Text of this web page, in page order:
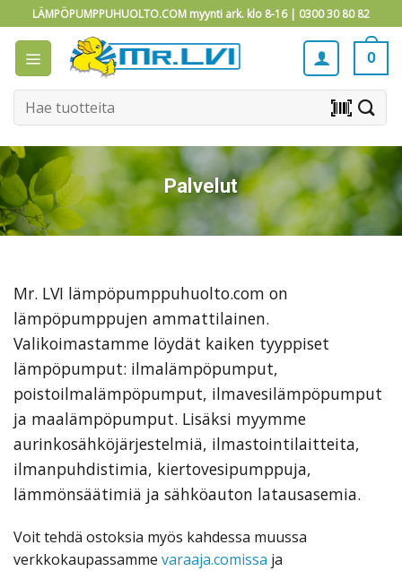
to
content
LÄMPÖPUMPPUHUOLTO.COM myynti ark. klo 8-16 | 0300 30 80 82
0
Etsi: barcode_scanner
Palvelut
Mr. LVI lämpöpumppuhuolto.com on
lämpöpumppujen ammattilainen.
Valikoimastamme löydät kaiken tyyppiset
lämpöpumput: ilmalämpöpumput,
poistoilmalämpöpumput, ilmavesilämpöpumput
ja maalämpöpumput. Lisäksi myymme
aurinkosähköjärjestelmiä, ilmastointilaitteita,
ilmanpuhdistimia, kiertovesipumppuja,
lämmönsäätimiä ja sähköauton latausasemia.
Voit tehdä ostoksia myös kahdessa muussa
verkkokaupassamme varaaja.comissa ja